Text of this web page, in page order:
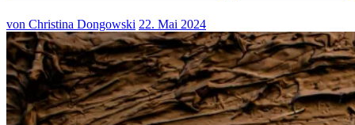
von Christina Dongowski 22. Mai 2024